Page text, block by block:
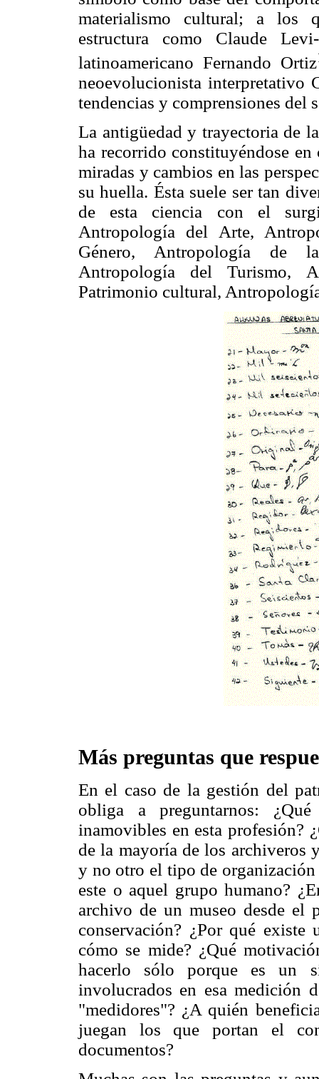
materialismo cultural; a los
estructura como Claude
latinoamericano Fernando Ortiz
neoevolucionista interpretativo
tendencias y comprensiones del
La antigüedad y trayectoria de
ha recorrido constituyéndose
miradas y cambios en las
su huella. Ésta suele ser tan
de esta ciencia con el
Antropología del Arte,
Género, Antropología de
Antropología del Turismo,
Patrimonio cultural,
Más preguntas que
En el caso de la gestión del
obliga a preguntarnos:
inamovibles en esta profesión?
de la mayoría de los archiveros
y no otro el tipo de
este o aquel grupo humano?
archivo de un museo desde el
conservación? ¿Por qué
cómo se mide? ¿Qué
hacerlo sólo porque es un
involucrados en esa medición
"medidores"? ¿A quién
juegan los que portan el
documentos?